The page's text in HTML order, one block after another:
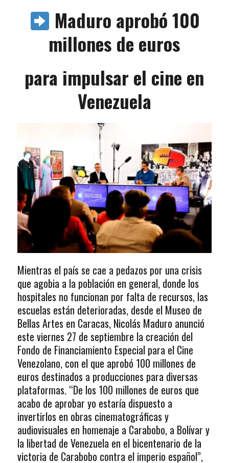
Maduro aprobó 100
millones de euros
para impulsar el cine en
Venezuela
Mientras el país se cae a pedazos por una crisis
que agobia a la población en general, donde los
hospitales no funcionan por falta de recursos, las
escuelas están deterioradas, desde el Museo de
Bellas Artes en Caracas, Nicolás Maduro anunció
este viernes 27 de septiembre la creación del
Fondo de Financiamiento Especial para el Cine
Venezolano, con el que aprobó 100 millones de
euros destinados a producciones para diversas
plataformas. “De los 100 millones de euros que
acabo de aprobar yo estaría dispuesto a
invertirlos en obras cinematográficas y
audiovisuales en homenaje a Carabobo, a Bolívar y
la libertad de Venezuela en el bicentenario de la
victoria de Carabobo contra el imperio español”,